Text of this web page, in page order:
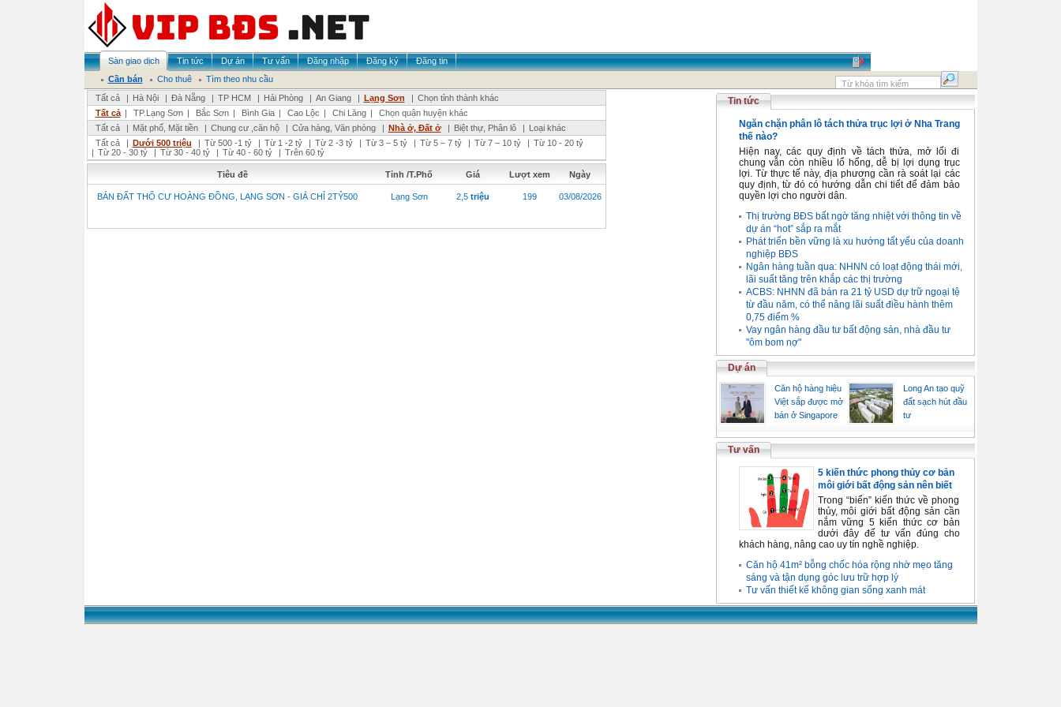
Sàn giao dịch Tin tức Dự án Tư vấn Đăng nhập Đăng ký
Đăng tin
Cần bán
Cho thuê
Tìm theo nhu cầu
Tất cả
| Hà Nội | Đà Nẵng | TP HCM | Hải Phòng | An Giang | Lạng Sơn | Chọn tỉnh thành khác
Tất cả | TP.Lạng Sơn | Bắc Sơn | Bình Gia | Cao Lộc | Chi Lăng |
Chọn quận huyện khác
Tất cả
| Mặt phố, Mặt tiền | Chung cư ,căn hộ | Cửa hàng, Văn phòng | Nhà ở, Đất ở | Biệt thự, Phân lô | Loại khác
Tất cả
| Dưới 500 triệu | Từ 500 -1 tỷ | Từ 1 -2 tỷ | Từ 2 -3 tỷ | Từ 3 – 5 tỷ | Từ 5 – 7 tỷ | Từ 7 – 10 tỷ | Từ 10 - 20 tỷ
| Từ 20 - 30 tỷ | Từ 30 - 40 tỷ | Từ 40 - 60 tỷ | Trên 60 tỷ
Tiêu đề Tỉnh /T.Phố Giá Lượt xem Ngày
BÁN ĐẤT THỔ CƯ HOÀNG ĐỒNG, LẠNG SƠN - GIÁ CHỈ 2TỶ500 Lạng Sơn 2,5 triệu 199 03/08/2026
Tin tức
Ngăn chặn phân lô tách thửa trục lợi ở Nha Trang
thế nào?
Hiện nay, các quy định về tách thửa, mở lối đi
chung vẫn còn nhiều lổ hổng, dễ bị lợi dụng trục
lợi. Từ thực tế này, địa phương cần rà soát lại các
quy định, từ đó có hướng dẫn chi tiết để đảm bảo
quyền lợi cho người dân.
Thị trường BĐS bất ngờ tăng nhiệt với thông tin về
dự án “hot” sắp ra mắt
Phát triển bền vững là xu hướng tất yếu của doanh
nghiệp BĐS
Ngân hàng tuần qua: NHNN có loạt động thái mới,
lãi suất tăng trên khắp các thị trường
ACBS: NHNN đã bán ra 21 tỷ USD dự trữ ngoại tệ
từ đầu năm, có thể nâng lãi suất điều hành thêm
0,75 điểm %
Vay ngân hàng đầu tư bất động sản, nhà đầu tư
"ôm bom nợ"
Dự án
Căn hộ hàng hiệu
Việt sắp được mở
bán ở Singapore
Long An tạo quỹ
đất sạch hút đầu
tư
Tư vấn
5 kiến thức phong thủy cơ bản
môi giới bất động sản nên biết
Trong “biển” kiến thức về phong
thủy, môi giới bất động sản cần
nắm vững 5 kiến thức cơ bản
dưới đây để tư vấn đúng cho
khách hàng, nâng cao uy tín nghề nghiệp.
Căn hộ 41m² bỗng chốc hóa rộng nhờ mẹo tăng
sáng và tận dụng góc lưu trữ hợp lý
Tư vấn thiết kế không gian sống xanh mát